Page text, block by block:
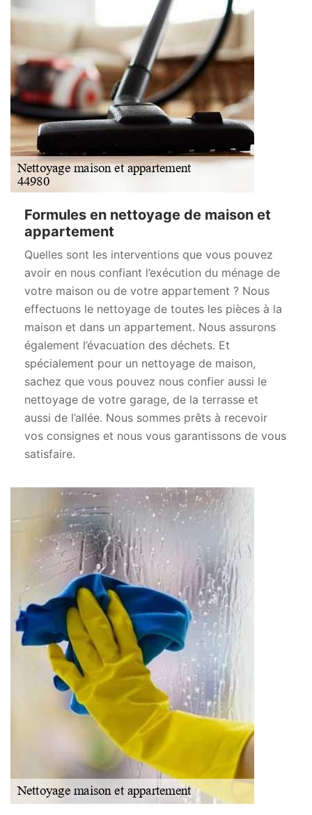
Formules en nettoyage de maison et
appartement
Quelles sont les interventions que vous pouvez
avoir en nous confiant l’exécution du ménage de
votre maison ou de votre appartement ? Nous
effectuons le nettoyage de toutes les pièces à la
maison et dans un appartement. Nous assurons
également l’évacuation des déchets. Et
spécialement pour un nettoyage de maison,
sachez que vous pouvez nous confier aussi le
nettoyage de votre garage, de la terrasse et
aussi de l’allée. Nous sommes prêts à recevoir
vos consignes et nous vous garantissons de vous
satisfaire.